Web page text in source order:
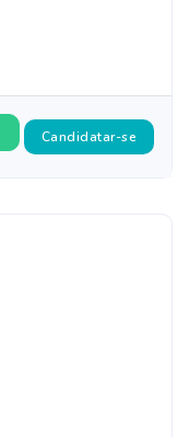
Candidatar-se